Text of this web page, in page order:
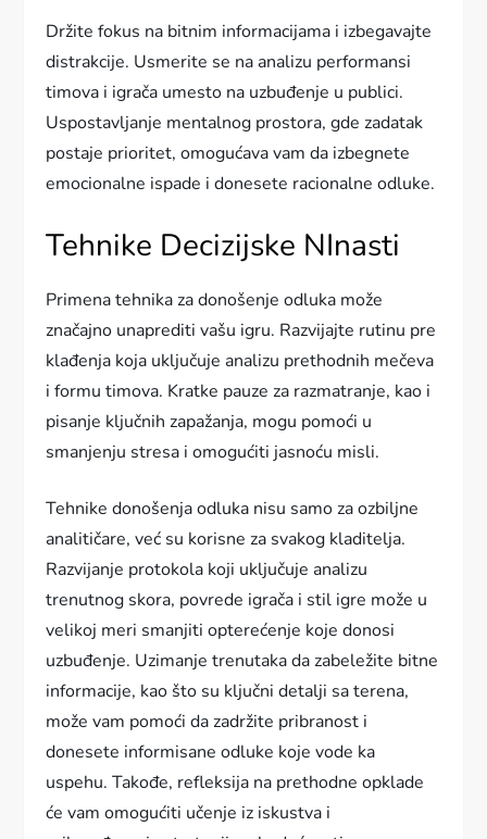
Držite fokus na bitnim informacijama i izbegavajte
distrakcije. Usmerite se na analizu performansi
timova i igrača umesto na uzbuđenje u publici.
Uspostavljanje mentalnog prostora, gde zadatak
postaje prioritet, omogućava vam da izbegnete
emocionalne ispade i donesete racionalne odluke.
Tehnike Decizijske NInasti
Primena tehnika za donošenje odluka može
značajno unaprediti vašu igru. Razvijajte rutinu pre
klađenja koja uključuje analizu prethodnih mečeva
i formu timova. Kratke pauze za razmatranje, kao i
pisanje ključnih zapažanja, mogu pomoći u
smanjenju stresa i omogućiti jasnoću misli.
Tehnike donošenja odluka nisu samo za ozbiljne
analitičare, već su korisne za svakog kladitelja.
Razvijanje protokola koji uključuje analizu
trenutnog skora, povrede igrača i stil igre može u
velikoj meri smanjiti opterećenje koje donosi
uzbuđenje. Uzimanje trenutaka da zabeležite bitne
informacije, kao što su ključni detalji sa terena,
može vam pomoći da zadržite pribranost i
donesete informisane odluke koje vode ka
uspehu. Takođe, refleksija na prethodne opklade
će vam omogućiti učenje iz iskustva i